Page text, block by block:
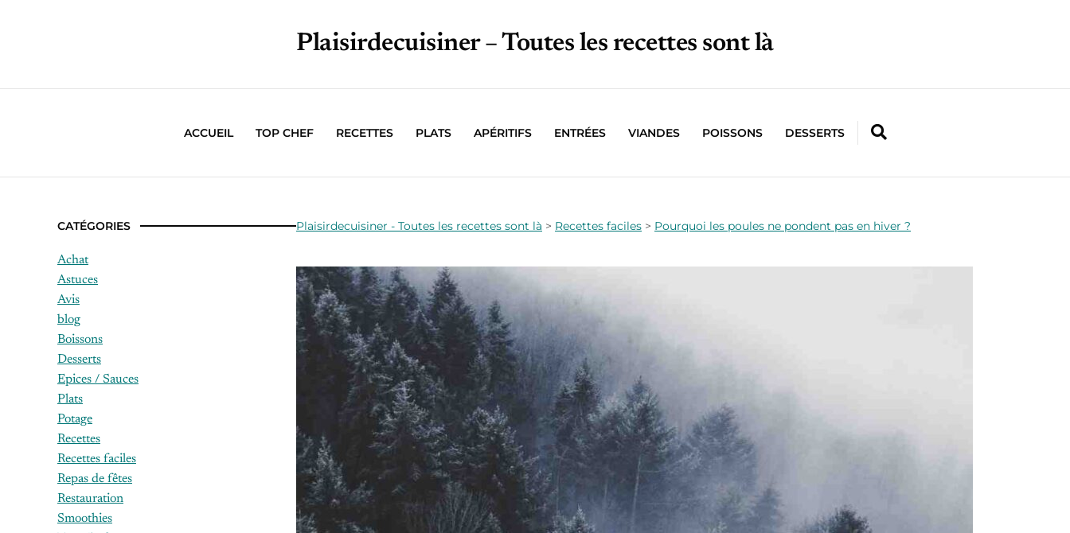
Plaisirdecuisiner – Toutes les recettes sont là
ACCUEIL TOP CHEF RECETTES PLATS APÉRITIFS ENTRÉES VIANDES POISSONS DESSERTS
Plaisirdecuisiner - Toutes les recettes sont là > Recettes faciles > Pourquoi les poules ne pondent pas en hiver ?
CATÉGORIES
Achat
Astuces
Avis
blog
Boissons
Desserts
Epices / Sauces
Plats
Potage
Recettes
Recettes faciles
Repas de fêtes
Restauration
Smoothies